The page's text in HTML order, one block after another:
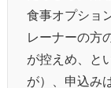
食事オプショ
レーナーの方
が控えめ、と
が）、申込み